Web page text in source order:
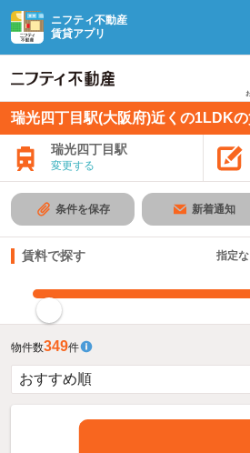
ニフティ不動産
賃貸アプリ
瑞光四丁目駅(大阪府)近くの1LDK
瑞光四丁目駅
変更する
条件を保存 新着通知
賃料で探す 指定
物件数349件